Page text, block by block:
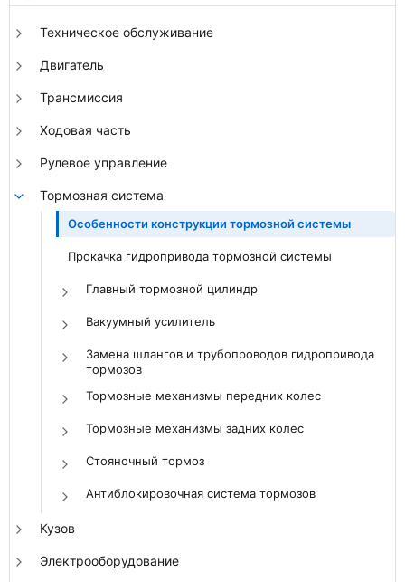
Техническое обслуживание
Двигатель
Трансмиссия
Ходовая часть
Рулевое управление
Тормозная система
Особенности конструкции тормозной системы
Прокачка гидропривода тормозной системы
Главный тормозной цилиндр
Вакуумный усилитель
Замена шлангов и трубопроводов гидропривода
тормозов
Тормозные механизмы передних колес
Тормозные механизмы задних колес
Стояночный тормоз
Антиблокировочная система тормозов
Кузов
Электрооборудование